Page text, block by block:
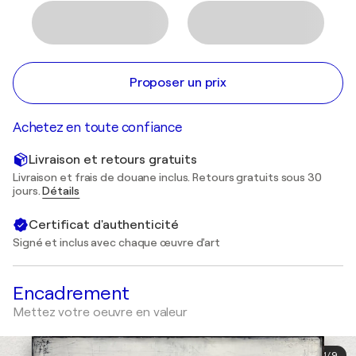
Proposer un prix
Achetez en toute confiance
Livraison et retours gratuits
Livraison et frais de douane inclus. Retours gratuits sous 30
jours.Détails
Certificat d'authenticité
Signé et inclus avec chaque œuvre d'art
Encadrement
Mettez votre oeuvre en valeur